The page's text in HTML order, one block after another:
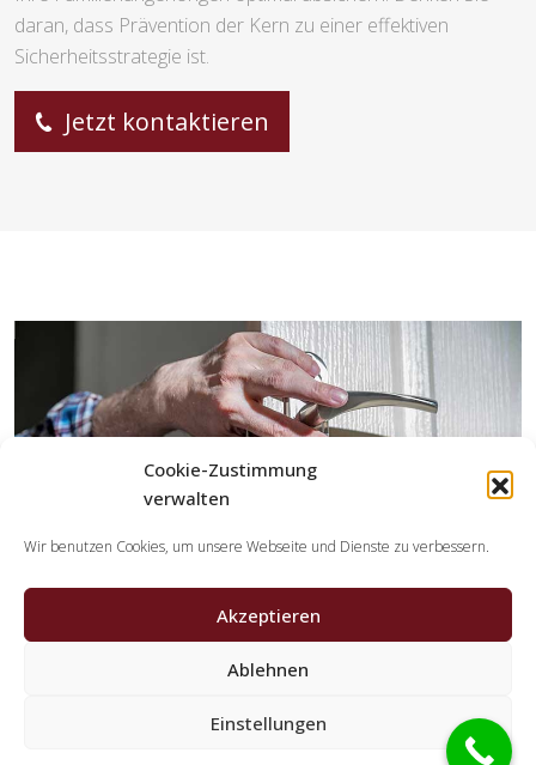
Cookie-Zustimmung
verwalten
Wir benutzen Cookies, um unsere Webseite und Dienste zu verbessern.
Akzeptieren
Ablehnen
Einstellungen
daran, dass Prävention der Kern zu einer effektiven
Sicherheitsstrategie ist.
Jetzt kontaktieren
Schlüsseldienst Spezialisten?